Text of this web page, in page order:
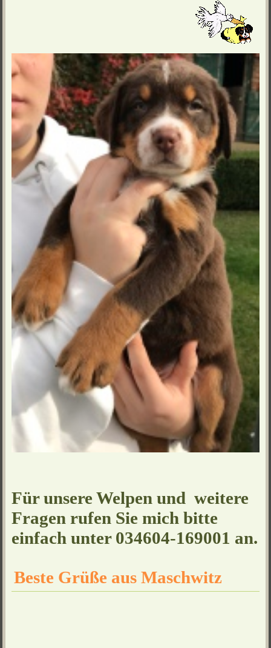
Für unsere Welpen und weitere
Fragen rufen Sie mich bitte
einfach unter 034604-169001 an.
Beste Grüße aus Maschwitz